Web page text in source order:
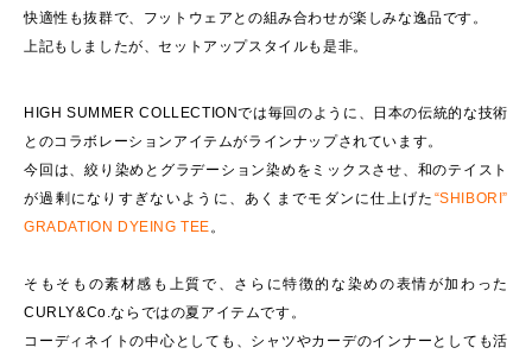
快適性も抜群で、フットウェアとの組み合わせが楽しみな逸品です。
上記もしましたが、セットアップスタイルも是非。
HIGH SUMMER COLLECTIONでは毎回のように、日本の伝統的な技術
とのコラボレーションアイテムがラインナップされています。
今回は、絞り染めとグラデーション染めをミックスさせ、和のテイスト
が過剰になりすぎないように、あくまでモダンに仕上げた“SHIBORI”
GRADATION DYEING TEE。
そもそもの素材感も上質で、さらに特徴的な染めの表情が加わった
CURLY&Co.ならではの夏アイテムです。
コーディネイトの中心としても、シャツやカーデのインナーとしても活